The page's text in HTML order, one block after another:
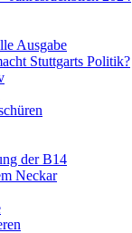
Ausgabe
Stuttgarts Politik?
der B14
Neckar